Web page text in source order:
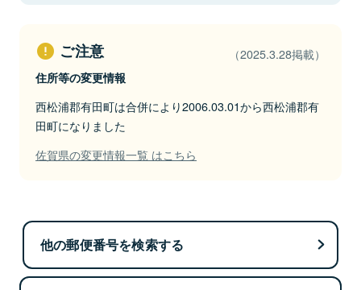
ご注意 （2025.3.28掲載）
住所等の変更情報
西松浦郡有田町は合併により2006.03.01から西松浦郡有
田町になりました
佐賀県の変更情報一覧 はこちら
他の郵便番号を検索する